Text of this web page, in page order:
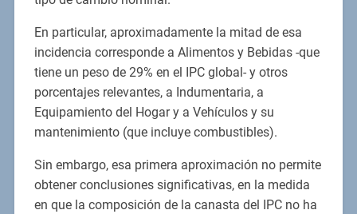
En particular, aproximadamente la mitad de esa
incidencia corresponde a Alimentos y Bebidas -que
tiene un peso de 29% en el IPC global- y otros
porcentajes relevantes, a Indumentaria, a
Equipamiento del Hogar y a Vehículos y su
mantenimiento (que incluye combustibles).
Sin embargo, esa primera aproximación no permite
obtener conclusiones significativas, en la medida
en que la composición de la canasta del IPC no ha